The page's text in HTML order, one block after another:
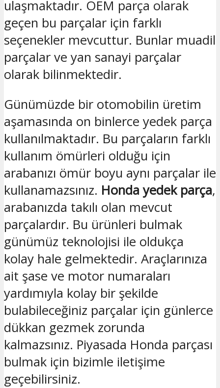
ulaşmaktadır. OEM parça olarak
geçen bu parçalar için farklı
seçenekler mevcuttur. Bunlar muadil
parçalar ve yan sanayi parçalar
olarak bilinmektedir.
Günümüzde bir otomobilin üretim
aşamasında on binlerce yedek parça
kullanılmaktadır. Bu parçaların farklı
kullanım ömürleri olduğu için
arabanızı ömür boyu aynı parçalar ile
kullanamazsınız. Honda yedek parça,
arabanızda takılı olan mevcut
parçalardır. Bu ürünleri bulmak
günümüz teknolojisi ile oldukça
kolay hale gelmektedir. Araçlarınıza
ait şase ve motor numaraları
yardımıyla kolay bir şekilde
bulabileceğiniz parçalar için günlerce
dükkan gezmek zorunda
kalmazsınız. Piyasada Honda parçası
bulmak için bizimle iletişime
geçebilirsiniz.